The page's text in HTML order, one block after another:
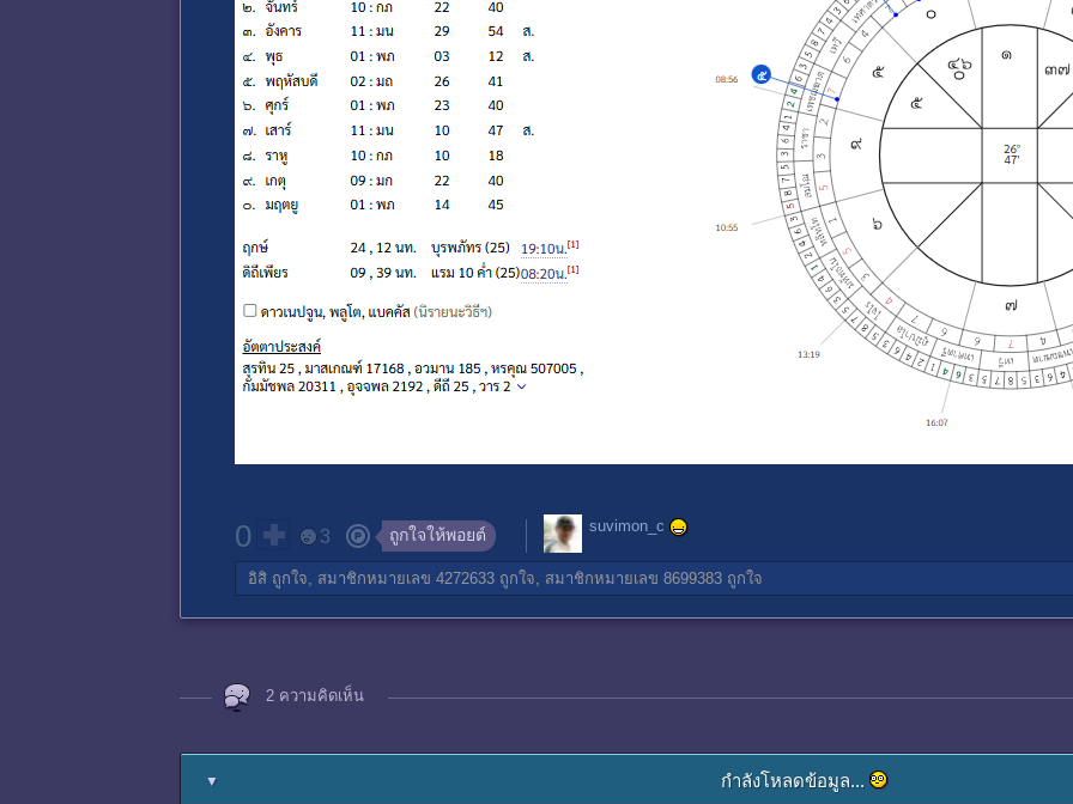
0 3 ถูกใจให้พอยต์ suvimon_c
อิสิ ถูกใจ, สมาชิกหมายเลข 4272633 ถูกใจ, สมาชิกหมายเลข 8699383 ถูกใจ
2 ความคิดเห็น
▼ กำลังโหลดข้อมูล...